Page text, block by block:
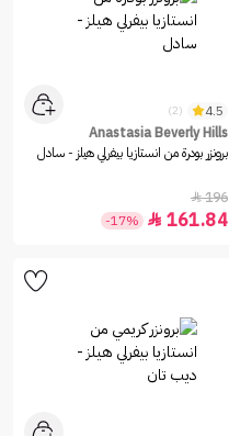
4.5
(2)
Anastasia Beverly Hills
برونزر بودرة من انستازيا بيفرلي هيلز - سادل
196

161.84

-17%